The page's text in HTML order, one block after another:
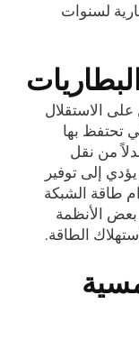
لسنوات
الاستقلال
تحتفظ بها
من نقل
إلى توفير
طاقة الشبكة
بعض الأنظمة
الطاقة.